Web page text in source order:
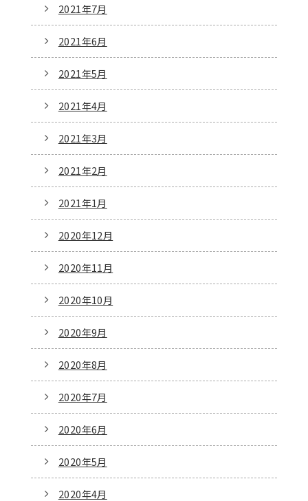
2021年7月
2021年6月
2021年5月
2021年4月
2021年3月
2021年2月
2021年1月
2020年12月
2020年11月
2020年10月
2020年9月
2020年8月
2020年7月
2020年6月
2020年5月
2020年4月